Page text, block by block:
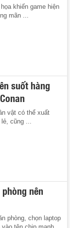
khiến game hiện
mãn ...
suốt hàng
vật có thể xuất
cũng ...
nên
phòng, chọn laptop